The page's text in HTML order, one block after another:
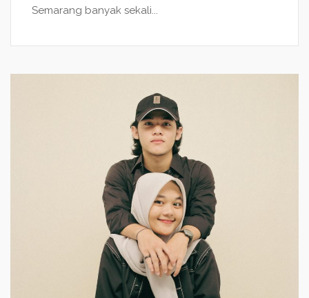
Semarang banyak sekali...